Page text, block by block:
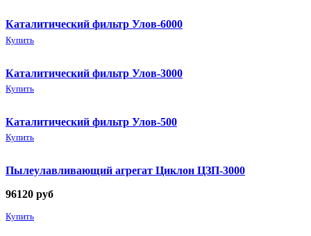
Каталитический фильтр Улов-6000
Купить
Каталитический фильтр Улов-3000
Купить
Каталитический фильтр Улов-500
Купить
Пылеулавливающий агрегат Циклон ЦЗП-3000
96120 руб
Купить